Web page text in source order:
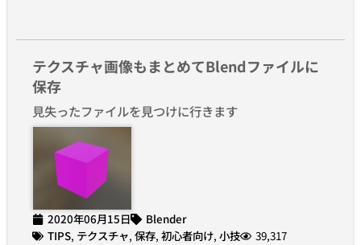
テクスチャ画像もまとめてBlendファイルに
保存
見失ったファイルを見つけに行きます
2020年06月15日
Blender
TIPS, テクスチャ, 保存, 初心者向け, 小技 39,317